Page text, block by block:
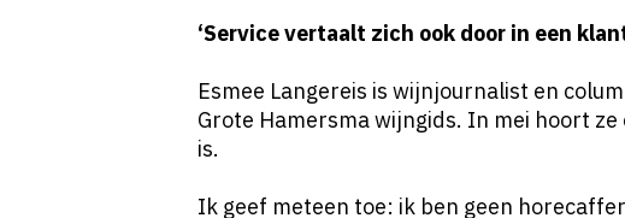
‘Service vertaalt zich ook door in een
Esmee Langereis is wijnjournalist en
Grote Hamersma wijngids. In mei hoort
is.
Ik geef meteen toe: ik ben geen